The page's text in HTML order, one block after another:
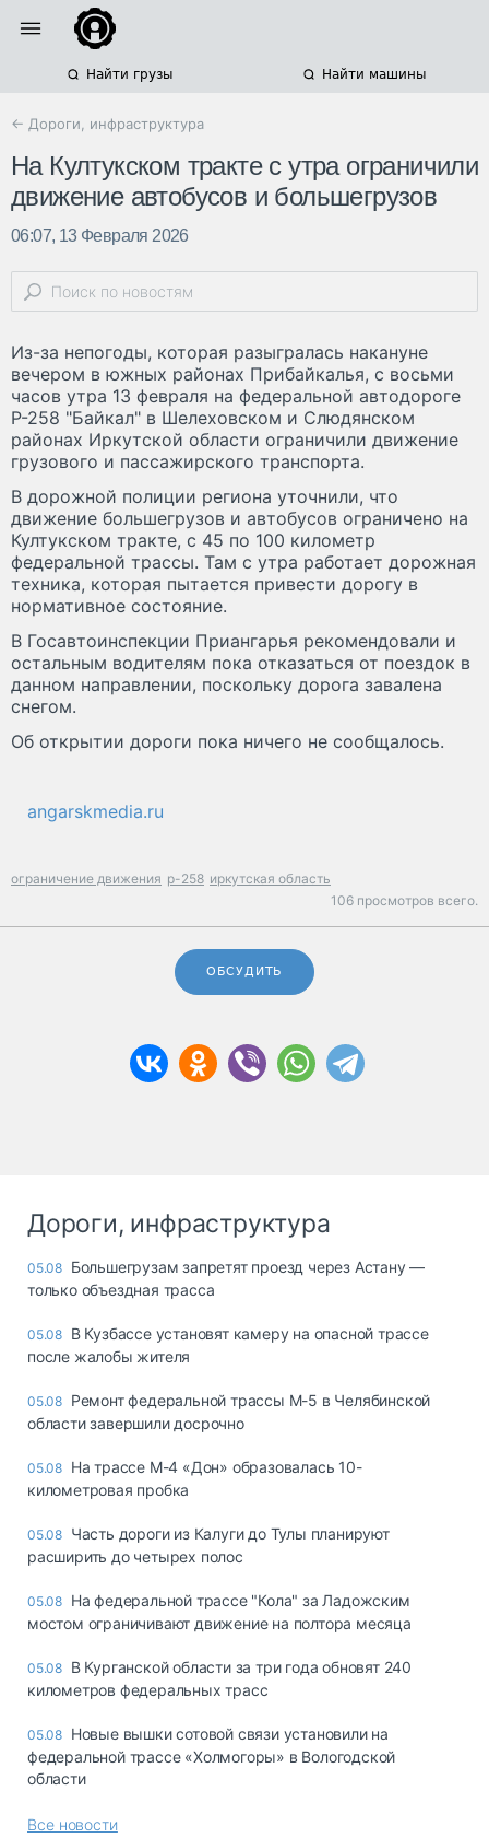
Найти грузы Найти машины
← Дороги, инфраструктура
На Култукском тракте с утра ограничили
движение автобусов и большегрузов
06:07, 13 Февраля 2026
Из-за непогоды, которая разыгралась накануне
вечером в южных районах Прибайкалья, с восьми
часов утра 13 февраля на федеральной автодороге
Р-258 "Байкал" в Шелеховском и Слюдянском
районах Иркутской области ограничили движение
грузового и пассажирского транспорта.
В дорожной полиции региона уточнили, что
движение большегрузов и автобусов ограничено на
Култукском тракте, с 45 по 100 километр
федеральной трассы. Там с утра работает дорожная
техника, которая пытается привести дорогу в
нормативное состояние.
В Госавтоинспекции Приангарья рекомендовали и
остальным водителям пока отказаться от поездок в
данном направлении, поскольку дорога завалена
снегом.
Об открытии дороги пока ничего не сообщалось.
angarskmedia.ru
ограничение движения р-258 иркутская область
106 просмотров всего.
ОБСУДИТЬ
Дороги, инфраструктура
05.08 Большегрузам запретят проезд через Астану —
только объездная трасса
05.08 В Кузбассе установят камеру на опасной трассе
после жалобы жителя
05.08 Ремонт федеральной трассы М-5 в Челябинской
области завершили досрочно
05.08 На трассе М-4 «Дон» образовалась 10-
километровая пробка
05.08 Часть дороги из Калуги до Тулы планируют
расширить до четырех полос
05.08 На федеральной трассе "Кола" за Ладожским
мостом ограничивают движение на полтора месяца
05.08 В Курганской области за три года обновят 240
километров федеральных трасс
05.08 Новые вышки сотовой связи установили на
федеральной трассе «Холмогоры» в Вологодской
области
Все новости